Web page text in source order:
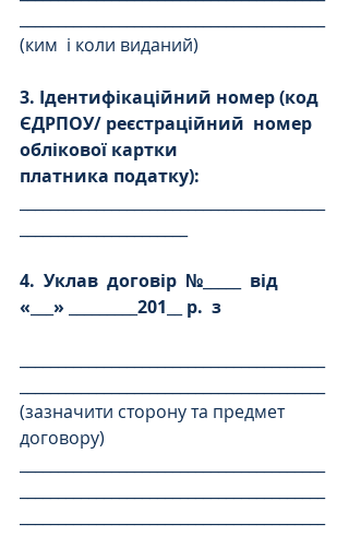
(ким  і коли виданий)
3. Ідентифікаційний номер (код
ЄДРПОУ/ реєстраційний номер
облікової картки
платника податку):
4. Уклав договір №
від
«
» 201 р. з
(зазначити сторону та предмет
договору)